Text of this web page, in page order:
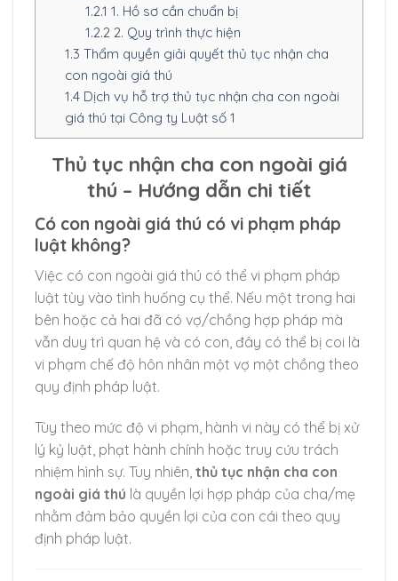
1.2.1 1. Hồ sơ cần chuẩn bị
1.2.22. Quy trình thực hiện
1.3 Thẩm quyền giải quyết thủ tục nhận cha
con ngoài giá thú
1.4Dịch vụ hỗ trợ thủ tục nhận cha con ngoài
giá thú tại Công ty Luật số 1
Thủ tục nhận cha con ngoài giá
thú – Hướng dẫn chi tiết
Có con ngoài giá thú có vi phạm pháp
luật không?
Việc có con ngoài giá thú có thể vi phạm pháp
luật tùy vào tình huống cụ thể. Nếu một trong hai
bên hoặc cả hai đã có vợ/chồng hợp pháp mà
vẫn duy trì quan hệ và có con, đây có thể bị coi là
vi phạm chế độ hôn nhân một vợ một chồng theo
quy định pháp luật.
Tùy theo mức độ vi phạm, hành vi này có thể bị xử
lý kỷ luật, phạt hành chính hoặc truy cứu trách
nhiệm hình sự. Tuy nhiên, thủ tục nhận cha con
ngoài giá thú là quyền lợi hợp pháp của cha/mẹ
nhằm đảm bảo quyền lợi của con cái theo quy
định pháp luật.